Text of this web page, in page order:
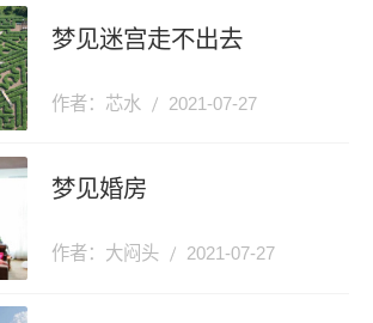
梦见迷宫走不出去
作者：芯水 2021-07-27
梦见婚房
作者：大闷头 2021-07-27